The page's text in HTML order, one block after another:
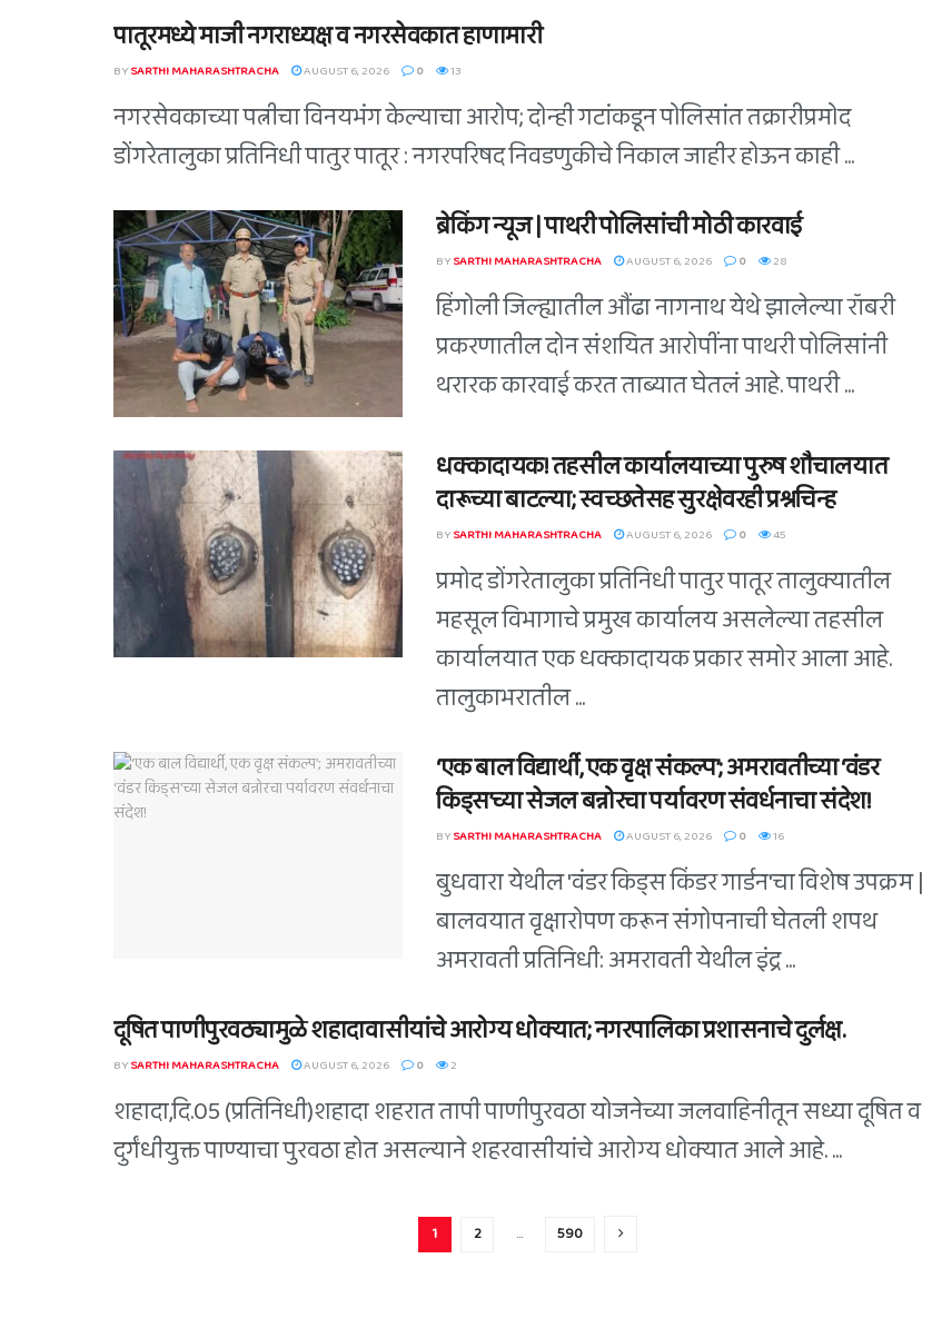
पातूरमध्ये माजी नगराध्यक्ष व नगरसेवकात हाणामारी
BYSARTHI MAHARASHTRACHA AUGUST 6, 2026 0 13
नगरसेवकाच्या पत्नीचा विनयभंग केल्याचा आरोप; दोन्ही गटांकडून पोलिसांत तक्रारीप्रमोद
डोंगरेतालुका प्रतिनिधी पातुर पातूर : नगरपरिषद निवडणुकीचे निकाल जाहीर होऊन काही ...
ब्रेकिंग न्यूज | पाथरी पोलिसांची मोठी कारवाई
BYSARTHI MAHARASHTRACHA AUGUST 6, 2026 0 28
हिंगोली जिल्ह्यातील औंढा नागनाथ येथे झालेल्या रॉबरी
प्रकरणातील दोन संशयित आरोपींना पाथरी पोलिसांनी
थरारक कारवाई करत ताब्यात घेतलं आहे. पाथरी ...
धक्कादायक! तहसील कार्यालयाच्या पुरुष शौचालयात
दारूच्या बाटल्या; स्वच्छतेसह सुरक्षेवरही प्रश्नचिन्ह
BYSARTHI MAHARASHTRACHA AUGUST 6, 2026 0 45
प्रमोद डोंगरेतालुका प्रतिनिधी पातुर पातूर तालुक्यातील
महसूल विभागाचे प्रमुख कार्यालय असलेल्या तहसील
कार्यालयात एक धक्कादायक प्रकार समोर आला आहे.
तालुकाभरातील ...
‘एक बाल विद्यार्थी, एक वृक्ष संकल्प’; अमरावतीच्या ‘वंडर
किड्स’च्या सेजल बन्नोरचा पर्यावरण संवर्धनाचा संदेश!
BYSARTHI MAHARASHTRACHA AUGUST 6, 2026 0 16
बुधवारा येथील 'वंडर किड्स किंडर गार्डन'चा विशेष उपक्रम |
बालवयात वृक्षारोपण करून संगोपनाची घेतली शपथ
अमरावती प्रतिनिधी: अमरावती येथील इंद्र ...
दूषित पाणीपुरवठ्यामुळे शहादावासीयांचे आरोग्य धोक्यात; नगरपालिका प्रशासनाचे दुर्लक्ष.
BYSARTHI MAHARASHTRACHA AUGUST 6, 2026 0 2
शहादा,दि.05 (प्रतिनिधी)शहादा शहरात तापी पाणीपुरवठा योजनेच्या जलवाहिनीतून सध्या दूषित व
दुर्गंधीयुक्त पाण्याचा पुरवठा होत असल्याने शहरवासीयांचे आरोग्य धोक्यात आले आहे. ...
1 2 … 590